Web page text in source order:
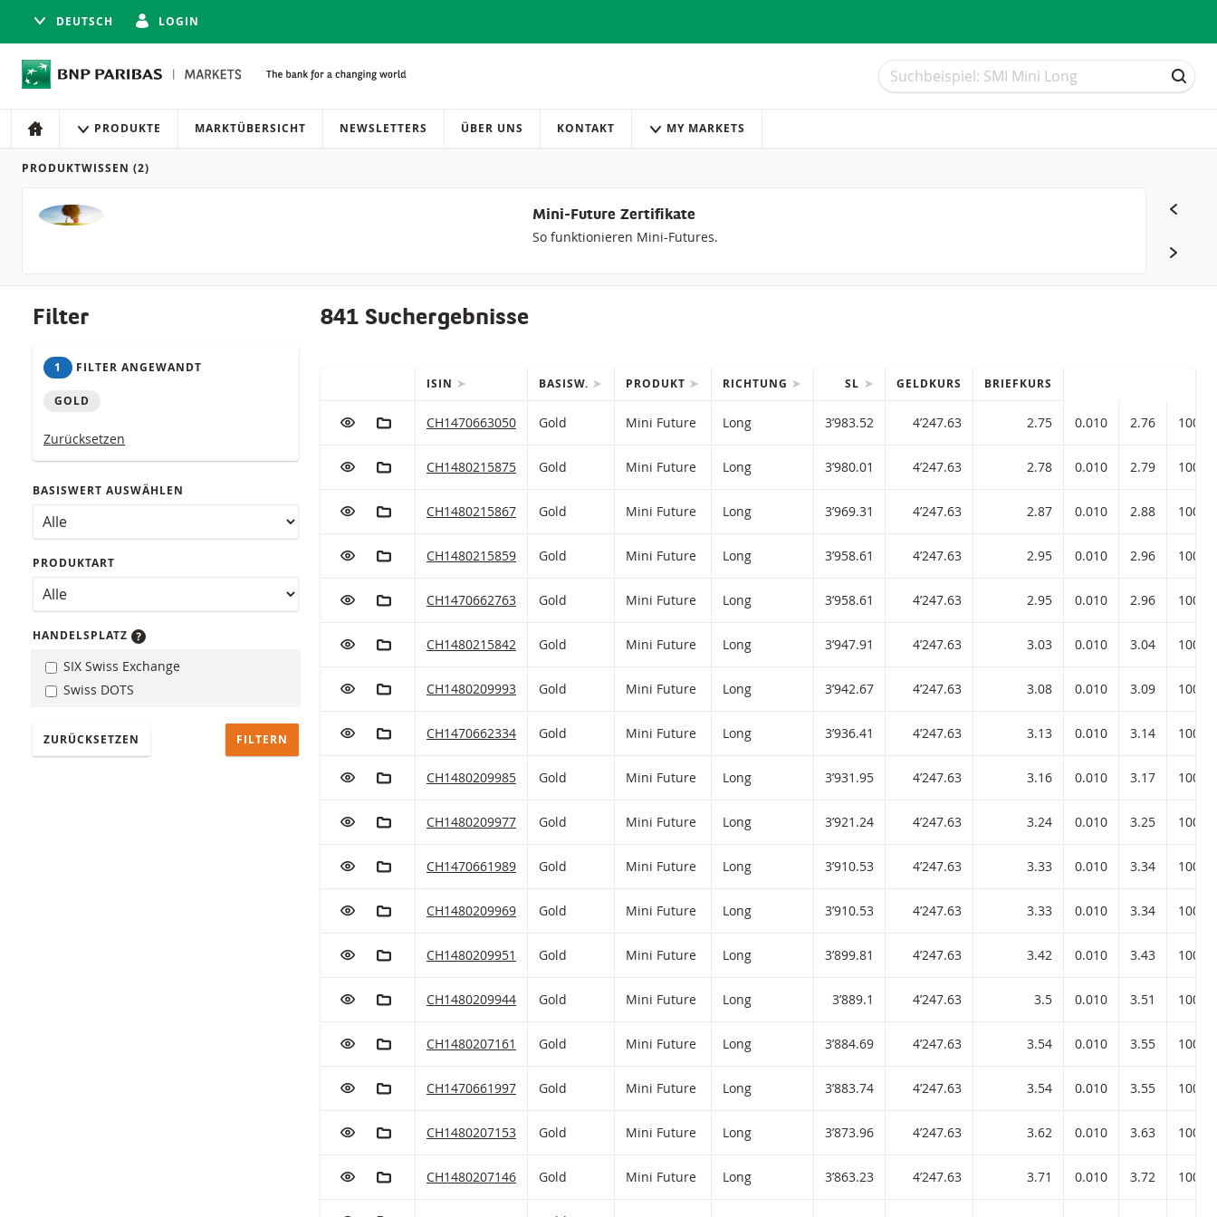
DEUTSCH LOGIN
Suche
Suche
Navigation
Seitennavigation
HOME PRODUKTE MARKTÜBERSICHT NEWSLETTERS ÜBER UNS KONTAKT MY MARKETS
Produkte
PRODUKTWISSEN (2)
Mini-Future Zertifikate
So funktionieren Mini-Futures.
Filter
1 FILTER ANGEWANDT
GOLD
Zurücksetzen
BASISWERT AUSWÄHLEN
PRODUKTART
HANDELSPLATZ
SIX Swiss Exchange
Swiss DOTS
ZURÜCKSETZEN
841 Suchergebnisse
QUICK ACTIONS
ISIN BASISW. PRODUKT RICHTUNG SL GELDKURS BRIEFKURS
ZUR WATCHLIST HINZUFÜGEN
ZUM FIKTIVEN PORTFOLIO HINZUFÜGEN
Gold Mini Future mit ISIN code:
CH1470663050 Gold Mini Future Long 3’983.52 4’247.63 2.75 0.010 2.76 100
ZUR WATCHLIST HINZUFÜGEN
ZUM FIKTIVEN PORTFOLIO HINZUFÜGEN
Gold Mini Future mit ISIN code:
CH1480215875 Gold Mini Future Long 3’980.01 4’247.63 2.78 0.010 2.79 100
ZUR WATCHLIST HINZUFÜGEN
ZUM FIKTIVEN PORTFOLIO HINZUFÜGEN
Gold Mini Future mit ISIN code:
CH1480215867 Gold Mini Future Long 3’969.31 4’247.63 2.87 0.010 2.88 100
ZUR WATCHLIST HINZUFÜGEN
ZUM FIKTIVEN PORTFOLIO HINZUFÜGEN
Gold Mini Future mit ISIN code:
CH1480215859 Gold Mini Future Long 3’958.61 4’247.63 2.95 0.010 2.96 100
ZUR WATCHLIST HINZUFÜGEN
ZUM FIKTIVEN PORTFOLIO HINZUFÜGEN
Gold Mini Future mit ISIN code:
CH1470662763 Gold Mini Future Long 3’958.61 4’247.63 2.95 0.010 2.96 100
ZUR WATCHLIST HINZUFÜGEN
ZUM FIKTIVEN PORTFOLIO HINZUFÜGEN
Gold Mini Future mit ISIN code:
CH1480215842 Gold Mini Future Long 3’947.91 4’247.63 3.03 0.010 3.04 100
ZUR WATCHLIST HINZUFÜGEN
ZUM FIKTIVEN PORTFOLIO HINZUFÜGEN
Gold Mini Future mit ISIN code:
CH1480209993 Gold Mini Future Long 3’942.67 4’247.63 3.08 0.010 3.09 100
ZUR WATCHLIST HINZUFÜGEN
ZUM FIKTIVEN PORTFOLIO HINZUFÜGEN
Gold Mini Future mit ISIN code:
CH1470662334 Gold Mini Future Long 3’936.41 4’247.63 3.13 0.010 3.14 100
ZUR WATCHLIST HINZUFÜGEN
ZUM FIKTIVEN PORTFOLIO HINZUFÜGEN
Gold Mini Future mit ISIN code:
CH1480209985 Gold Mini Future Long 3’931.95 4’247.63 3.16 0.010 3.17 100
ZUR WATCHLIST HINZUFÜGEN
ZUM FIKTIVEN PORTFOLIO HINZUFÜGEN
Gold Mini Future mit ISIN code:
CH1480209977 Gold Mini Future Long 3’921.24 4’247.63 3.24 0.010 3.25 100
ZUR WATCHLIST HINZUFÜGEN
ZUM FIKTIVEN PORTFOLIO HINZUFÜGEN
Gold Mini Future mit ISIN code:
CH1470661989 Gold Mini Future Long 3’910.53 4’247.63 3.33 0.010 3.34 100
ZUR WATCHLIST HINZUFÜGEN
ZUM FIKTIVEN PORTFOLIO HINZUFÜGEN
Gold Mini Future mit ISIN code:
CH1480209969 Gold Mini Future Long 3’910.53 4’247.63 3.33 0.010 3.34 100
ZUR WATCHLIST HINZUFÜGEN
ZUM FIKTIVEN PORTFOLIO HINZUFÜGEN
Gold Mini Future mit ISIN code:
CH1480209951 Gold Mini Future Long 3’899.81 4’247.63 3.42 0.010 3.43 100
ZUR WATCHLIST HINZUFÜGEN
ZUM FIKTIVEN PORTFOLIO HINZUFÜGEN
Gold Mini Future mit ISIN code:
CH1480209944 Gold Mini Future Long 3’889.1 4’247.63 3.5 0.010 3.51 100
ZUR WATCHLIST HINZUFÜGEN
ZUM FIKTIVEN PORTFOLIO HINZUFÜGEN
Gold Mini Future mit ISIN code:
CH1480207161 Gold Mini Future Long 3’884.69 4’247.63 3.54 0.010 3.55 100
ZUR WATCHLIST HINZUFÜGEN
ZUM FIKTIVEN PORTFOLIO HINZUFÜGEN
Gold Mini Future mit ISIN code:
CH1470661997 Gold Mini Future Long 3’883.74 4’247.63 3.54 0.010 3.55 100
ZUR WATCHLIST HINZUFÜGEN
ZUM FIKTIVEN PORTFOLIO HINZUFÜGEN
Gold Mini Future mit ISIN code:
CH1480207153 Gold Mini Future Long 3’873.96 4’247.63 3.62 0.010 3.63 100
ZUR WATCHLIST HINZUFÜGEN
ZUM FIKTIVEN PORTFOLIO HINZUFÜGEN
Gold Mini Future mit ISIN code:
CH1480207146 Gold Mini Future Long 3’863.23 4’247.63 3.71 0.010 3.72 100